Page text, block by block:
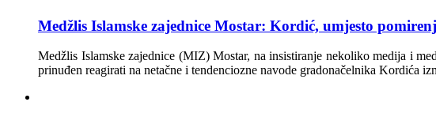
Medžlis Islamske zajednice Mostar: Kordić, umjesto
Medžlis Islamske zajednice (MIZ) Mostar, na insistiranje nekoliko medija i
prinuđen reagirati na netačne i tendenciozne navode gradonačelnika Kordića